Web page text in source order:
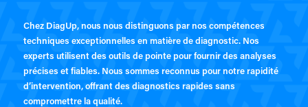
Chez DiagUp, nous nous distinguons par nos compétences
techniques exceptionnelles en matière de diagnostic. Nos
experts utilisent des outils de pointe pour fournir des analyses
précises et fiables. Nous sommes reconnus pour notre rapidité
d’intervention, offrant des diagnostics rapides sans
compromettre la qualité.